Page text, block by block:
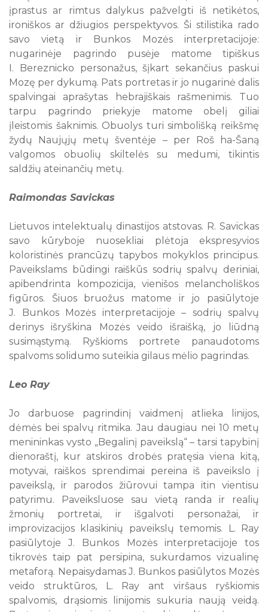
įprastus ar rimtus dalykus pažvelgti iš netikėtos,
ironiškos ar džiugios perspektyvos. Ši stilistika rado
savo vietą ir Bunkos Mozės interpretacijoje:
nugarinėje pagrindo pusėje matome tipiškus
I. Bereznicko personažus, šįkart sekančius paskui
Mozę per dykumą. Pats portretas ir jo nugarinė dalis
spalvingai aprašytas hebrajiškais rašmenimis. Tuo
tarpu pagrindo priekyje matome obelį giliai
įleistomis šaknimis. Obuolys turi simbolišką reikšmę
žydų Naujųjų metų šventėje – per Roš ha-Šaną
valgomos obuolių skiltelės su medumi, tikintis
saldžių ateinančių metų.
Raimondas Savickas
Lietuvos intelektualų dinastijos atstovas. R. Savickas
savo kūryboje nuosekliai plėtoja ekspresyvios
koloristinės prancūzų tapybos mokyklos principus.
Paveikslams būdingi raiškūs sodrių spalvų deriniai,
apibendrinta kompozicija, vienišos melancholiškos
figūros. Šiuos bruožus matome ir jo pasiūlytoje
J. Bunkos Mozės interpretacijoje – sodrių spalvų
derinys išryškina Mozės veido išraišką, jo liūdną
susimąstymą. Ryškioms portrete panaudotoms
spalvoms solidumo suteikia gilaus mėlio pagrindas.
Leo Ray
Jo darbuose pagrindinį vaidmenį atlieka linijos,
dėmės bei spalvų ritmika. Jau daugiau nei 10 metų
menininkas vysto „Begalinį paveikslą“ – tarsi tapybinį
dienoraštį, kur atskiros drobės pratęsia viena kitą,
motyvai, raiškos sprendimai pereina iš paveikslo į
paveikslą, ir parodos žiūrovui tampa itin vientisu
patyrimu. Paveiksluose sau vietą randa ir realių
žmonių portretai, ir išgalvoti personažai, ir
improvizacijos klasikinių paveikslų temomis. L. Ray
pasiūlytoje J. Bunkos Mozės interpretacijoje tos
tikrovės taip pat persipina, sukurdamos vizualinę
metaforą. Nepaisydamas J. Bunkos pasiūlytos Mozės
veido struktūros, L. Ray ant viršaus ryškiomis
spalvomis, drąsiomis linijomis sukuria naują veidą.